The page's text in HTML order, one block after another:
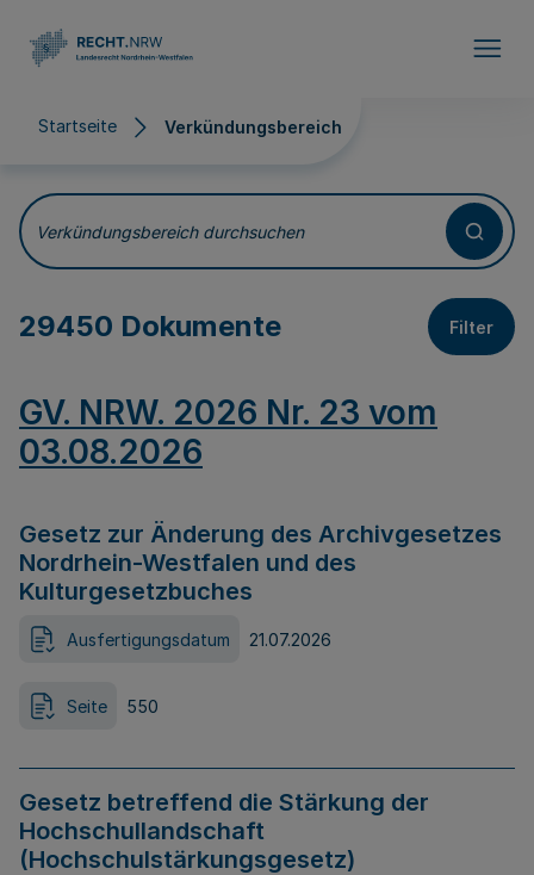
Startseite Verkündungsbereich
Verkündungsbereich
Verkündungsbereich durchsuchen
29450 Dokumente Filter
GV. NRW. 2026 Nr. 23 vom
03.08.2026
Gesetz zur Änderung des Archivgesetzes
Nordrhein-Westfalen und des
Kulturgesetzbuches
Ausfertigungsdatum 21.07.2026
Seite 550
Gesetz betreffend die Stärkung der
Hochschullandschaft
(Hochschulstärkungsgesetz)